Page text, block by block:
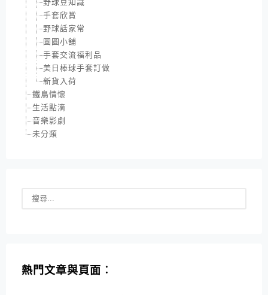
野球豆知識
手套欣賞
野球話家常
圓圓小舖
手套交流福利品
美日棒球手套訂做
新貨入荷
鐵鳥情懷
生活點滴
音樂影劇
未分類
熱門文章與頁面︰